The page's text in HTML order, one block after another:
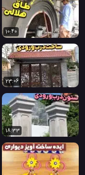
10:40
23:06
18:33